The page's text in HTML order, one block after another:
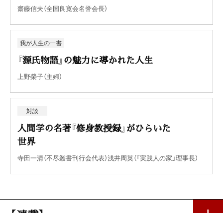
齋藤信夫（全国良寛会名誉会長）
我が人生の一書
『源氏物語』の魅力に導かれた人生
上野榮子（主婦）
対談
人間学の名著『修身教授録』がひらいた
世界
寺田一清（不尽叢書刊行会代表）浅井周英（「実践人の家」理事長）